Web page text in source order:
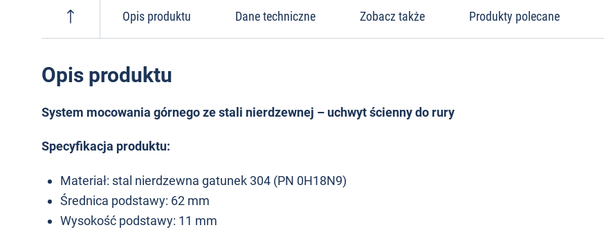
Opis produktu Dane techniczne Zobacz także Produkty polecane
Opis produktu
System mocowania górnego ze stali nierdzewnej – uchwyt ścienny do rury
Specyfikacja produktu:
Materiał: stal nierdzewna gatunek 304 (PN 0H18N9)
Średnica podstawy: 62 mm
Wysokość podstawy: 11 mm